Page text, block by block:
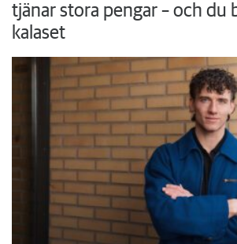
tjänar stora pengar – och du
kalaset